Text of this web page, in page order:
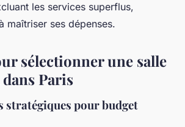
les services superflus,
maîtriser ses dépenses.
sélectionner une salle
Paris
stratégiques pour budget